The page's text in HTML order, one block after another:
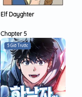
Elf Dayghter
Chapter 5
5 Giờ Trước